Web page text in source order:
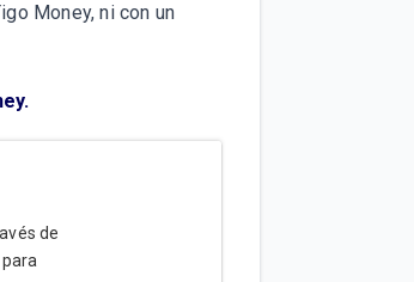
Money, ni con un
de